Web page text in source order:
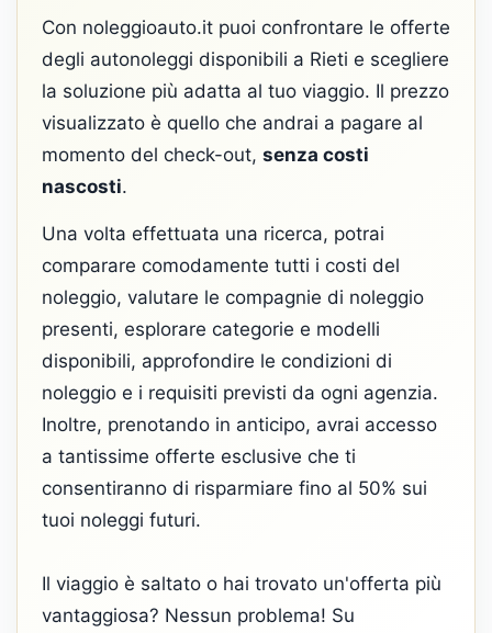
Con noleggioauto.it puoi confrontare le offerte
degli autonoleggi disponibili a Rieti e scegliere
la soluzione più adatta al tuo viaggio. Il prezzo
visualizzato è quello che andrai a pagare al
momento del check-out, senza costi
nascosti.
Una volta effettuata una ricerca, potrai
comparare comodamente tutti i costi del
noleggio, valutare le compagnie di noleggio
presenti, esplorare categorie e modelli
disponibili, approfondire le condizioni di
noleggio e i requisiti previsti da ogni agenzia.
Inoltre, prenotando in anticipo, avrai accesso
a tantissime offerte esclusive che ti
consentiranno di risparmiare fino al 50% sui
tuoi noleggi futuri.
Il viaggio è saltato o hai trovato un'offerta più
vantaggiosa? Nessun problema! Su